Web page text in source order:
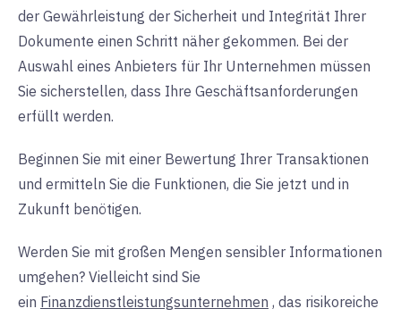
der Gewährleistung der Sicherheit und Integrität Ihrer
Dokumente einen Schritt näher gekommen. Bei der
Auswahl eines Anbieters für Ihr Unternehmen müssen
Sie sicherstellen, dass Ihre Geschäftsanforderungen
erfüllt werden.
Beginnen Sie mit einer Bewertung Ihrer Transaktionen
und ermitteln Sie die Funktionen, die Sie jetzt und in
Zukunft benötigen.
Werden Sie mit großen Mengen sensibler Informationen
umgehen? Vielleicht sind Sie
ein Finanzdienstleistungsunternehmen , das risikoreiche